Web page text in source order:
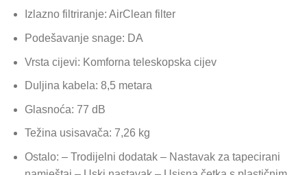
Izlazno filtriranje: AirClean filter
Podešavanje snage: DA
Vrsta cijevi: Komforna teleskopska cijev
Duljina kabela: 8,5 metara
Glasnoća: 77 dB
Težina usisavača: 7,26 kg
Ostalo: – Trodijelni dodatak – Nastavak za tapecirani